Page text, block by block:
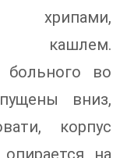
кашлем.
во
вниз,
корпус
на